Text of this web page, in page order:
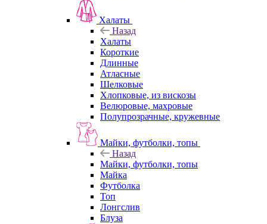
Халаты
Назад
Халаты
Короткие
Длинные
Атласные
Шелковые
Хлопковые, из вискозы
Велюровые, махровые
Полупрозрачные, кружевные
Майки, футболки, топы
Назад
Майки, футболки, топы
Майка
Футболка
Топ
Лонгслив
Блуза